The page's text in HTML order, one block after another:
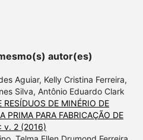
autor(es)
Aguiar, Kelly Cristina Ferreira,
Silva, Antônio Eduardo Clark
RESÍDUOS DE MINÉRIO DE
PRIMA PARA FABRICAÇÃO DE
v. 2 (2016)